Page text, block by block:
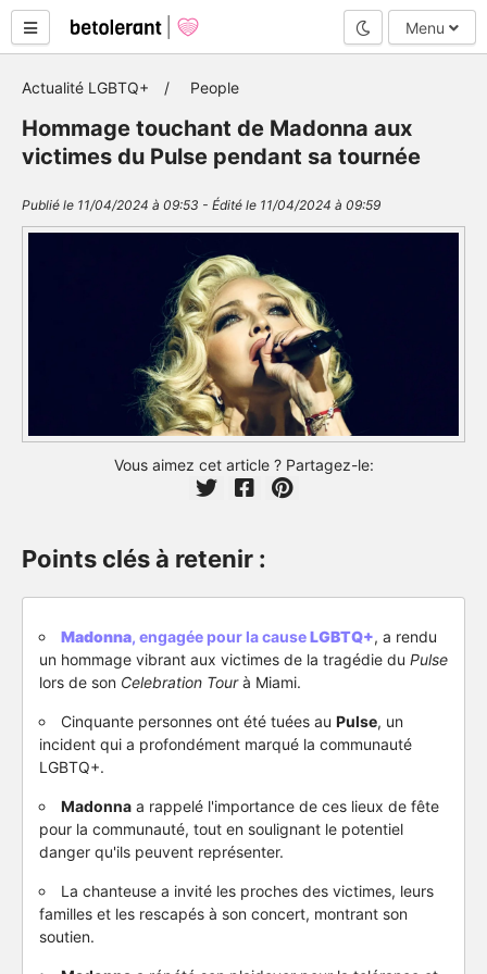
Mode nuit
Menu
Actualité LGBTQ+ People
Hommage touchant de Madonna aux
victimes du Pulse pendant sa tournée
Publié le 11/04/2024 à 09:53 - Édité le 11/04/2024 à 09:59
Vous aimez cet article ? Partagez-le:
Points clés à retenir :
Madonna, engagée pour la causeLGBTQ+, a rendu
un hommage vibrant aux victimes de la tragédie du Pulse
lors de son Celebration Tourà Miami.
Cinquante personnes ont été tuées au Pulse, un
incident qui a profondément marqué la communauté
LGBTQ+.
Madonna a rappelé l'importance de ces lieux de fête
pour la communauté, tout en soulignant le potentiel
danger qu'ils peuvent représenter.
La chanteuse a invité les proches des victimes, leurs
familles et les rescapés à son concert, montrant son
soutien.